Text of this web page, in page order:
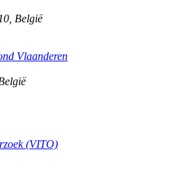
België
Vlaanderen
(VITO)